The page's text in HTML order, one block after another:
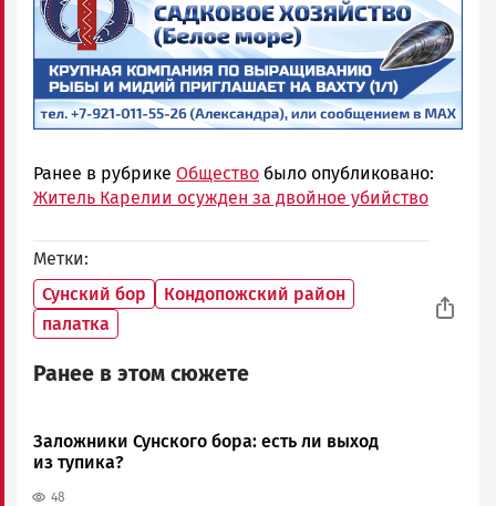
Ранее в рубрике Общество было опубликовано:
Житель Карелии осужден за двойное убийство
Метки
Сунский бор
Кондопожский район
палатка
Ранее в этом сюжете
Заложники Сунского бора: есть ли выход
из тупика?
48